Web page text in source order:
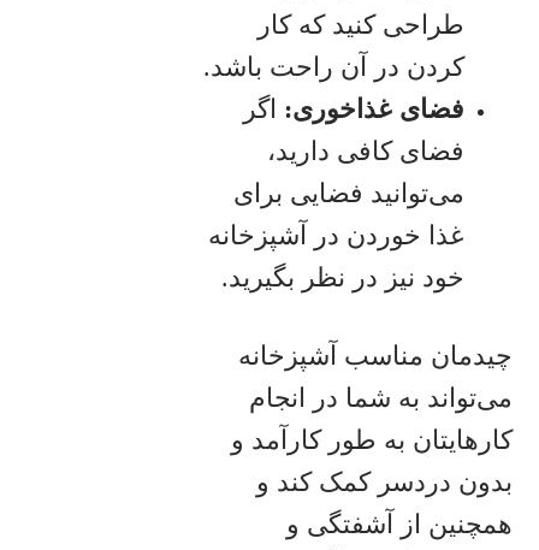
طراحی کنید که کار
کردن در آن راحت باشد.
فضای غذاخوری: اگر
فضای کافی دارید،
می‌توانید فضایی برای
غذا خوردن در آشپزخانه
خود نیز در نظر بگیرید.
چیدمان مناسب آشپزخانه
می‌تواند به شما در انجام
کارهایتان به طور کارآمد و
بدون دردسر کمک کند و
همچنین از آشفتگی و